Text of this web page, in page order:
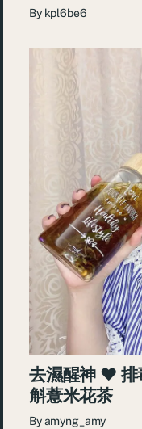
By kpl6be6
去濕醒神 ♥ 排
斛薏米花茶
Byamyng_amy